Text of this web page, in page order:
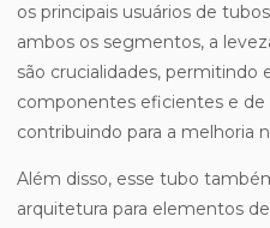
os principais usuários de
ambos os segmentos, a
são crucialidades, permitindo
componentes eficientes e
contribuindo para a melhoria
Além disso, esse tubo
arquitetura para elementos